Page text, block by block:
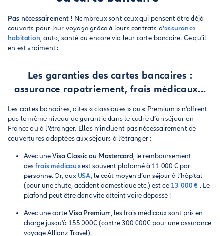
Pas nécessairement ! Nombreux sont ceux qui pensent être déjà
couverts pour leur voyage grâce à leurs contrats d’assurance
habitation, auto, santé ou encore via leur carte bancaire. Ce qu’il
en est vraiment :
Les garanties des cartes bancaires :
assurance rapatriement, frais médicaux...
Les cartes bancaires, dites « classiques » ou « Premium » n’offrent
pas le même niveau de garantie dans le cadre d’un séjour en
France ou à l’étranger. Elles n’incluent pas nécessairement de
couvertures adaptées aux séjours à l’étranger :
Avec uneVisa Classic ou Mastercard, le remboursement
desfrais médicauxest souvent plafonné à 11 000 € par
personne. Or, aux USA, le coût moyen d’un séjour à l’hôpital
(pour une chute, accident domestique etc.) est de 13 000 € . Le
plafond peut être donc vite atteint voire dépassé !
Avec une carteVisa Premium, les frais médicaux sont pris en
charge jusqu’à 155 000€ (contre 300 000€ pour une assurance
voyage Allianz Travel).